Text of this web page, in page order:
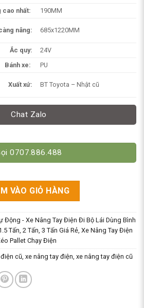
cao nhất:
190MM
nâng: 685x1220MM
Ắc quy:
24V
Bánh xe:
PU
Xuất xứ: BT Toyota – Nhật cũ
Chat Zalo
0707.886.488
Tấn Hiệu BT - TOYOTA số lượng
VÀO GIỎ HÀNG
Động - Xe Nâng Tay Điện Đi Bộ Lái Dùng Bình
Tấn, 2 Tấn, 3 Tấn Giá Rẻ Xe Nâng Tay Điện
Pallet Chạy Điện
cũ xe nâng tay điện xe nâng tay điện cũ